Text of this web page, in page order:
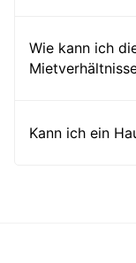
Wie kann ich
Kann ich ein